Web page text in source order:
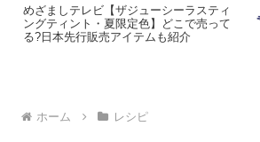
めざましテレビ【ザジューシーラスティ
ングティント・夏限定色】どこで売って
る?日本先行販売アイテムも紹介
ホーム レシピ